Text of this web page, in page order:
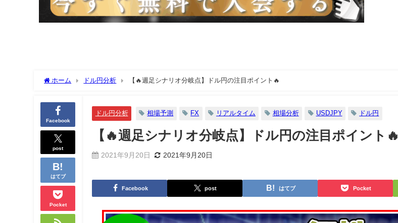
ホーム ドル円分析 【🔥週足シナリオ分岐点】ドル円の注目ポイント🔥
Facebook
post
はてブ
Pocket
ドル円分析 相場予測 FX リアルタイム 相場分析 USDJPY ドル円
【🔥週足シナリオ分岐点】ドル円の注目ポイント🔥
2021年9月20日 2021年9月20日
Facebook post はてブ Pocket